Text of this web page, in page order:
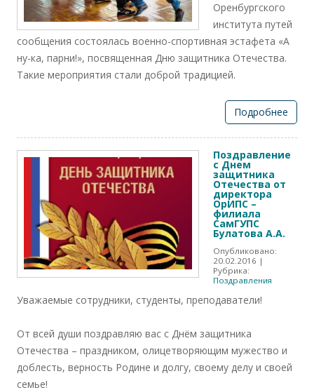
Оренбургского
института путей
сообщения состоялась военно-спортивная эстафета «А
ну-ка, парни!», посвященная Дню защитника Отечества.
Такие мероприятия стали доброй традицией.
Подробнее
Поздравление
с Днем
защитника
Отечества от
директора
ОрИПС –
филиала
СамГУПС
Булатова А.А.
Опубликовано:
20.02.2016 |
Рубрика:
Поздравления
Уважаемые сотрудники, студенты, преподаватели!
От всей души поздравляю вас с Днём зaщитника
Отечества – праздником, олицетворяющим мужество и
доблесть, верность Родине и долгу, своему делу и своей
семье!